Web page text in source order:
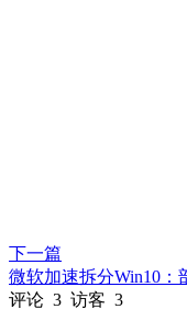
下一篇
微软加速拆分Win10：
评论 3 访客 3